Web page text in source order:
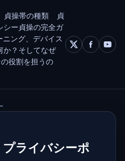
貞操帯の種類
貞
シー貞操の完全ガ
ング、デバイス
か？そしてなぜ
役割を担うの
ライバシーポ